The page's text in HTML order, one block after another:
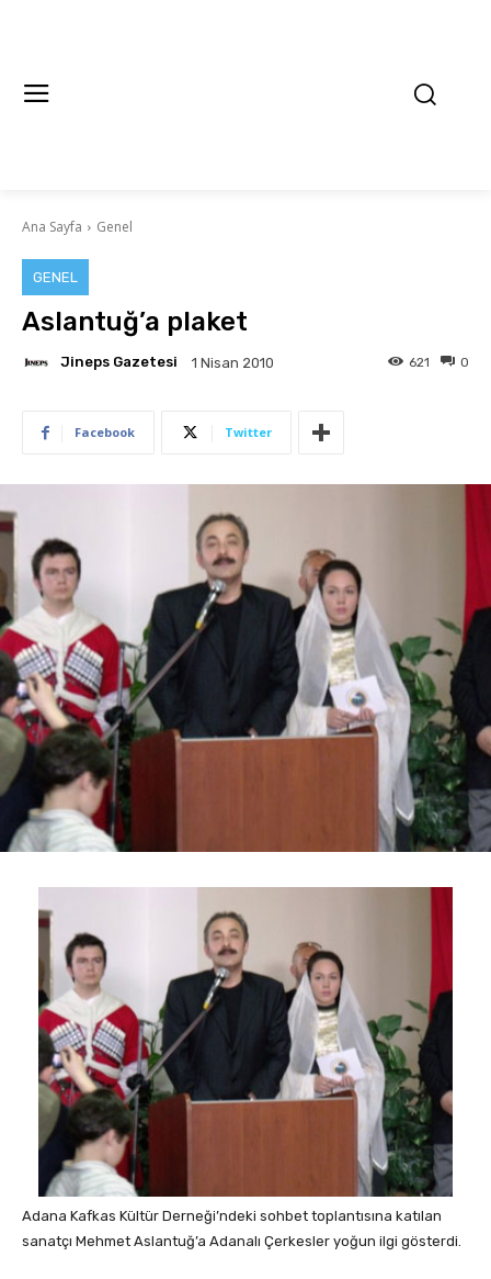
Ana Sayfa Genel
GENEL
Aslantuğ’a plaket
Jineps Gazetesi 1 Nisan 2010 0
621
Facebook Twitter
Adana Kafkas Kültür Derneği’ndeki sohbet toplantısına katılan
sanatçı Mehmet Aslantuğ’a Adanalı Çerkesler yoğun ilgi gösterdi.